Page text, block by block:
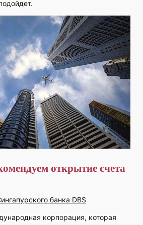
открытие счета
банка DBS
корпорация, которая